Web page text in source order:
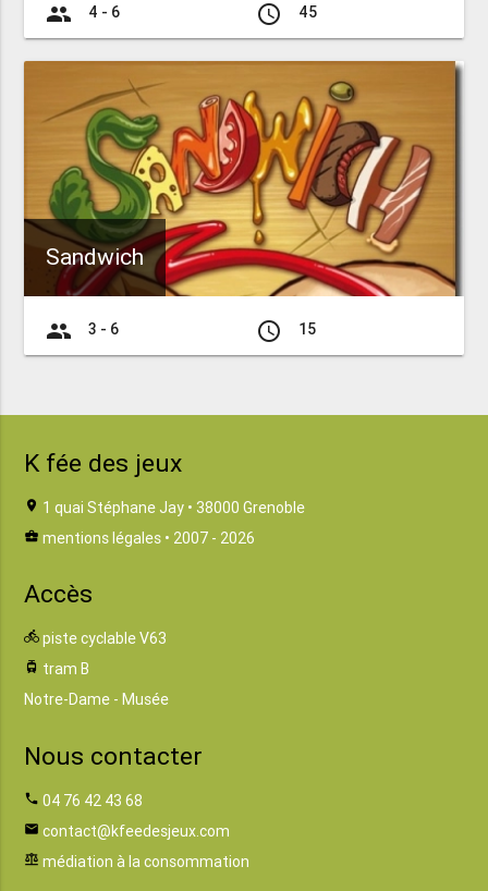
group 4 - 6 access_time 45
Sandwich
group 3 - 6 access_time 15
K fée des jeux
location_on 1 quai Stéphane Jay • 38000 Grenoble
business_center mentions légales • 2007 - 2026
Accès
directions_bike piste cyclable V63
tram tram B
Notre-Dame - Musée
Nous contacter
phone 04 76 42 43 68
email contact@kfeedesjeux.com
balance médiation à la consommation